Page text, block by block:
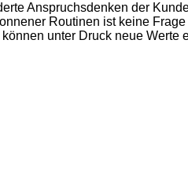
Anspruchsdenken der
Routinen ist keine
unter Druck neue